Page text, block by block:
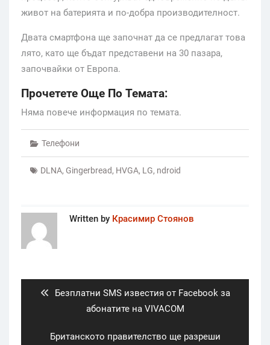
живот на батерията и по-добра производителност.
Двата смартфона ще започнат да се предлагат това
лято, като ще бъдат представени на 30 пазара,
започвайки от Европа.
Прочетете Още По Темата:
Няма повече информация по темата.
Телефони
DLNA, Gingerbread, HVGA, LG, ndroid
Written by Красимир Стоянов
Previous
Безплатни SMS известия от Facebook за
абонатите на VIVACOM
Next
Британското правителство ще разреши